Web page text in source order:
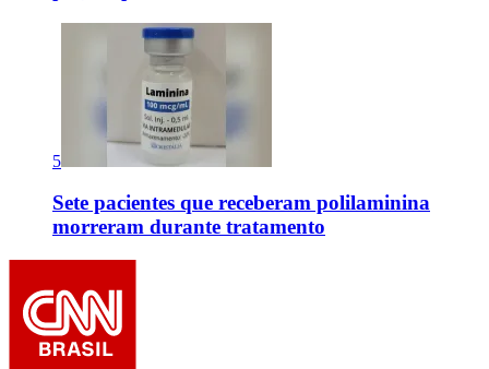
5
Sete pacientes que receberam polilaminina
morreram durante tratamento